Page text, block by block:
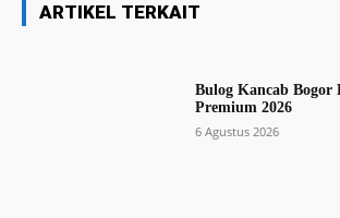
ARTIKEL TERKAIT
Bulog Kancab Bogor
Premium 2026
6 Agustus 2026